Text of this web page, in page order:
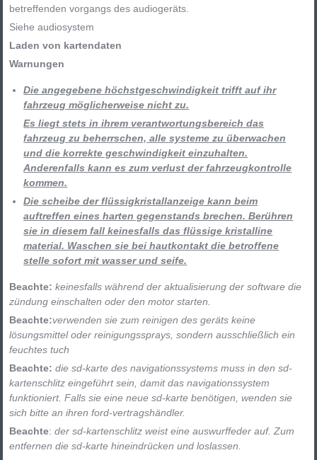
betreffenden vorgangs des audiogeräts.
Siehe audiosystem
Laden von kartendaten
Warnungen
Die angegebene höchstgeschwindigkeit trifft auf ihr
fahrzeug möglicherweise nicht zu.
Es liegt stets in ihrem verantwortungsbereich das
fahrzeug zu beherrschen, alle systeme zu überwachen
und die korrekte geschwindigkeit einzuhalten.
Anderenfalls kann es zum verlust der fahrzeugkontrolle
kommen.
Die scheibe der flüssigkristallanzeige kann beim
auftreffen eines harten gegenstands brechen. Berühren
sie in diesem fall keinesfalls das flüssige kristalline
material. Waschen sie bei hautkontakt die betroffene
stelle sofort mit wasser und seife.
Beachte: keinesfalls während der aktualisierung der software die
zündung einschalten oder den motor starten.
Beachte:verwenden sie zum reinigen des geräts keine
lösungsmittel oder reinigungssprays, sondern ausschließlich ein
feuchtes tuch
Beachte:die sd-karte des navigationssystems muss in den sd-
kartenschlitz eingeführt sein, damit das navigationssystem
funktioniert. Falls sie eine neue sd-karte benötigen, wenden sie
sich bitte an ihren ford-vertragshändler.
Beachte:der sd-kartenschlitz weist eine auswurffeder auf. Zum
entfernen die sd-karte hineindrücken und loslassen.